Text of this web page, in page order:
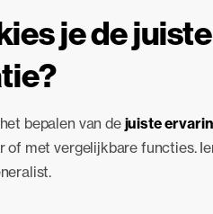
je de
bepalen van de juiste
of met vergelijkbare functies.